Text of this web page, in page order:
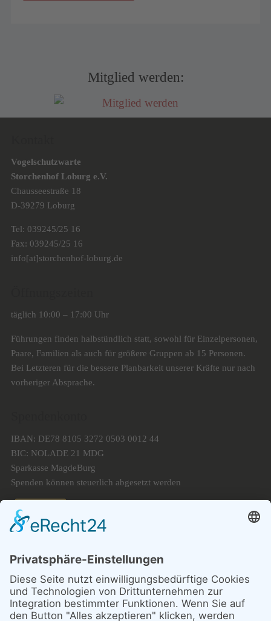
Mitglied werden:
Vogelschutzwarte
Storchenhof Loburg e.V.
Chausseestraße 18
D-39279 Loburg
Tel: 039245/25 16
Fax: 039245/25 16
info[at]storchenhof-loburg.de
täglich 10:00 – 17:00 Uhr
Führungen finden halbstündlich statt, sowohl für Einzelpersonen,
Paare, Familien als auch für größere Gruppen ab 15 Personen.
Bei Letzteren für die bessere Planbarkeit unserer Kräfte nur nach
vorheriger Absprache.
IBAN: DE78 8105 3272 0503 0012 44
BIC: NOLADE 21 MDG
Sparkasse MagdeBurg
Spenden können steuerlich abgesetzt werden
© 1987 – 2025
Storchenhof Loburg e.V.